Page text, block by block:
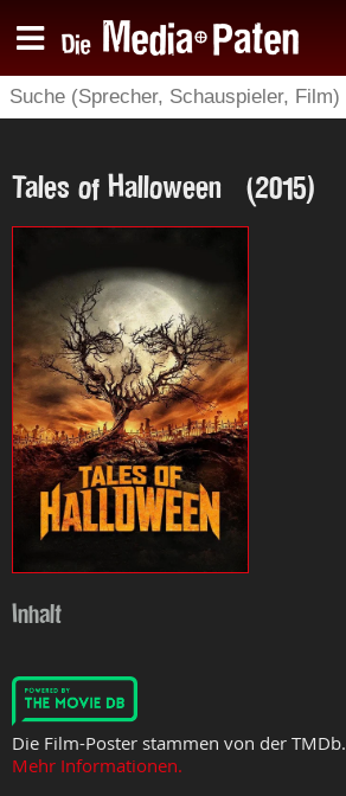
Tales of Halloween (2015)
Inhalt
Die Film-Poster stammen von der TMDb.
Mehr Informationen.